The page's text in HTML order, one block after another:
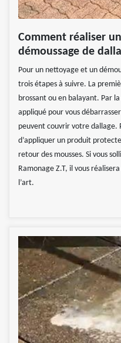
Comment réaliser
démoussage de
Pour un nettoyage et un
trois étapes à suivre. La
brossant ou en balayant. Par
appliqué pour vous
peuvent couvrir votre dallage.
d’appliquer un produit
retour des mousses. Si vous
Ramonage Z.T, il vous
l’art.